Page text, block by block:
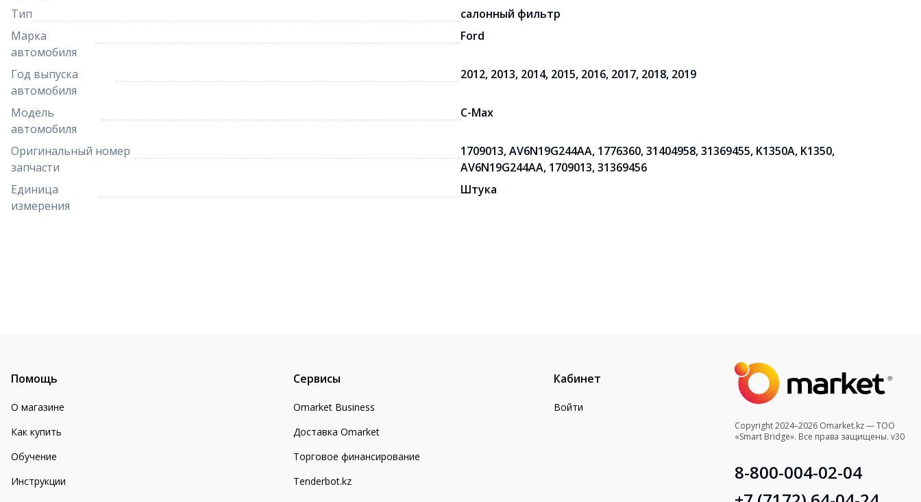
Тип
салонный фильтр
Марка
автомобиля
Ford
Год выпуска
автомобиля
2012, 2013, 2014, 2015, 2016, 2017, 2018, 2019
Модель
автомобиля
C-Max
Оригинальный номер
запчасти
1709013, AV6N19G244AA, 1776360, 31404958, 31369455, K1350A, K1350,
AV6N19G244AA, 1709013, 31369456
Единица
измерения
Штука
Помощь
О магазине
Как купить
Обучение
Инструкции
Сервисы
Omarket Business
Доставка Omarket
Торговое финансирование
Tenderbot.kz
Кабинет
Войти
Copyright 2024–2026 Omarket.kz — ТОО
«Smart Bridge». Все права защищены. v30
8-800-004-02-04